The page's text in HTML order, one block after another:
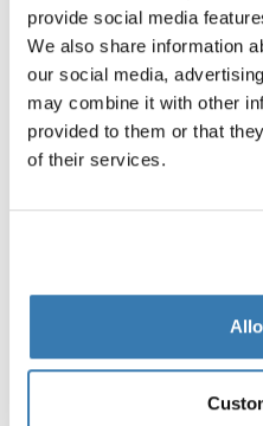
provide social media
We also share information
our social media,
may combine it with other
provided to them or that
of their services.
Panel lateral de
proteger contra el viento y
¡ADVERTENCIA DE
CALIFORNIA!
Toggle
Todas las